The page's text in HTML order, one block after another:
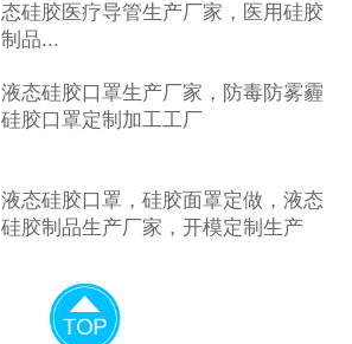
态硅胶医疗导管生产厂家，医用硅胶
制品...
液态硅胶口罩生产厂家，防毒防雾霾
硅胶口罩定制加工工厂
液态硅胶口罩，硅胶面罩定做，液态
硅胶制品生产厂家，开模定制生产